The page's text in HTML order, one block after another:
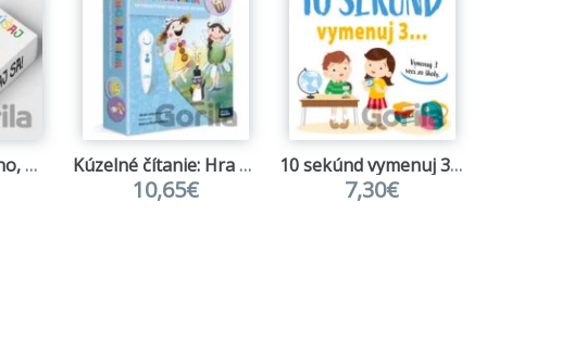
Vyskúšaj sa! Meno, mesto, zviera, vec Kúzelné čítanie: Hra pexeso - Spievankovo Angličanina
10,65€
10 sekúnd vymenuj 3... Malí školáci
7,30€